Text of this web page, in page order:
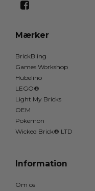
Mærker
BrickBling
Games Workshop
Hubelino
LEGO®
Light My Bricks
OEM
Pokemon
Wicked Brick® LTD
Information
Om os